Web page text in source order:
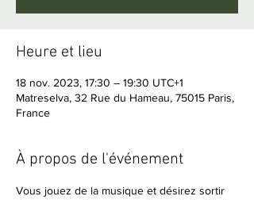
Heure et lieu
18 nov. 2023, 17:30 – 19:30 UTC+1
Matreselva, 32 Rue du Hameau, 75015 Paris,
France
À propos de l'événement
Vous jouez de la musique et désirez sortir